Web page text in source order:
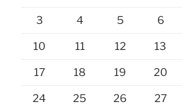
3 4 5 6
10 11 12 13
17 18 19 20
24 25 26 27